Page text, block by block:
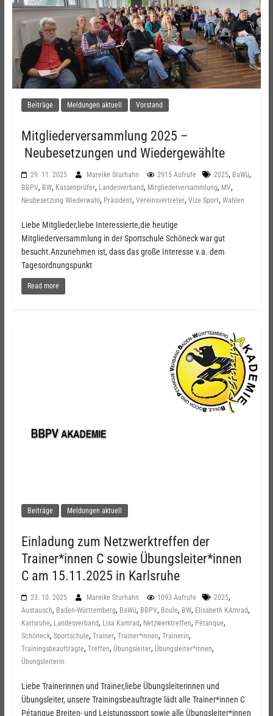
Beiträge Meldungen aktuell Vorstand
Mitgliederversammlung 2025 –
Neubesetzungen und Wiedergewählte
29. 11. 2025 Mareike Sturhahn 2915 Aufrufe 2025, BaWü,
BBPV, BW, Kassenprüfer, Landesverband, Mitgliederversammlung, MV,
Neubesetzung Wiederwahl, Präsident, Vereinsvertreter, Vize Sport, Wahlen
Liebe Mitglieder,liebe Interessierte,die heutige
Mitgliederversammlung in der Sportschule Schöneck war gut
besucht.Anzunehmen ist, dass das große Interesse v.a. dem
Tagesordnungspunkt
Read more
Beiträge Meldungen aktuell
Einladung zum Netzwerktreffen der
Trainer*innen C sowie Übungsleiter*innen
C am 15.11.2025 in Karlsruhe
23. 10. 2025 Mareike Sturhahn 1093 Aufrufe 2025,
Austausch, Baden-Württemberg, BaWü, BBPV, Boule, BW, Elisabeth KAmrad,
Karlsruhe, Landesverband, Lisa Kamrad, Netzwerktreffen, Pétanque,
Schöneck, Sportschule, Trainer, Trainer*innen, Trainerin,
Trainingsbeauftragte, Treffen, Übungsleiter, Übungsleiter*innen,
Übungsleiterin
Liebe Trainerinnen und Trainer,liebe Übungsleiterinnen und
Übungsleiter, unsere Trainingsbeauftragte lädt alle Trainer*innen C
Pétanque Breiten- und Leistungssport sowie alle Übungsleiter*innen